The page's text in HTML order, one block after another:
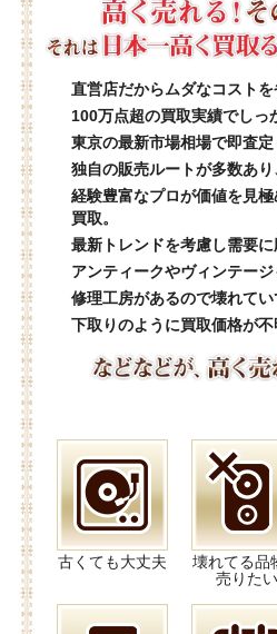
直営店だからムダなコストを
100万点超の買取実績でしっ
東京の最新市場相場で即査定
独自の販売ルートが多数あり
経験豊富なプロが価値を見
買取。
最新トレンドを考慮し需要に
アンティークやヴィンテージ
修理工房があるので壊れてい
下取りのように買取価格が不
古くても大丈夫
壊れてる品
売りたい